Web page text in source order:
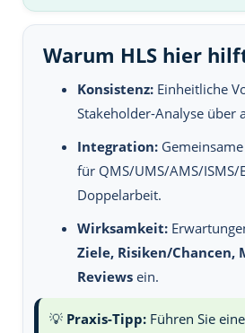
Warum HLS hier
Konsistenz: Einheitliche
Stakeholder-Analyse über
Integration:
für QMS/UMS/AMS/ISMS/
Doppelarbeit.
Wirksamkeit:
Ziele, Risiken/Chancen,
Reviews ein.
💡 Praxis-Tipp: Führen Sie eine